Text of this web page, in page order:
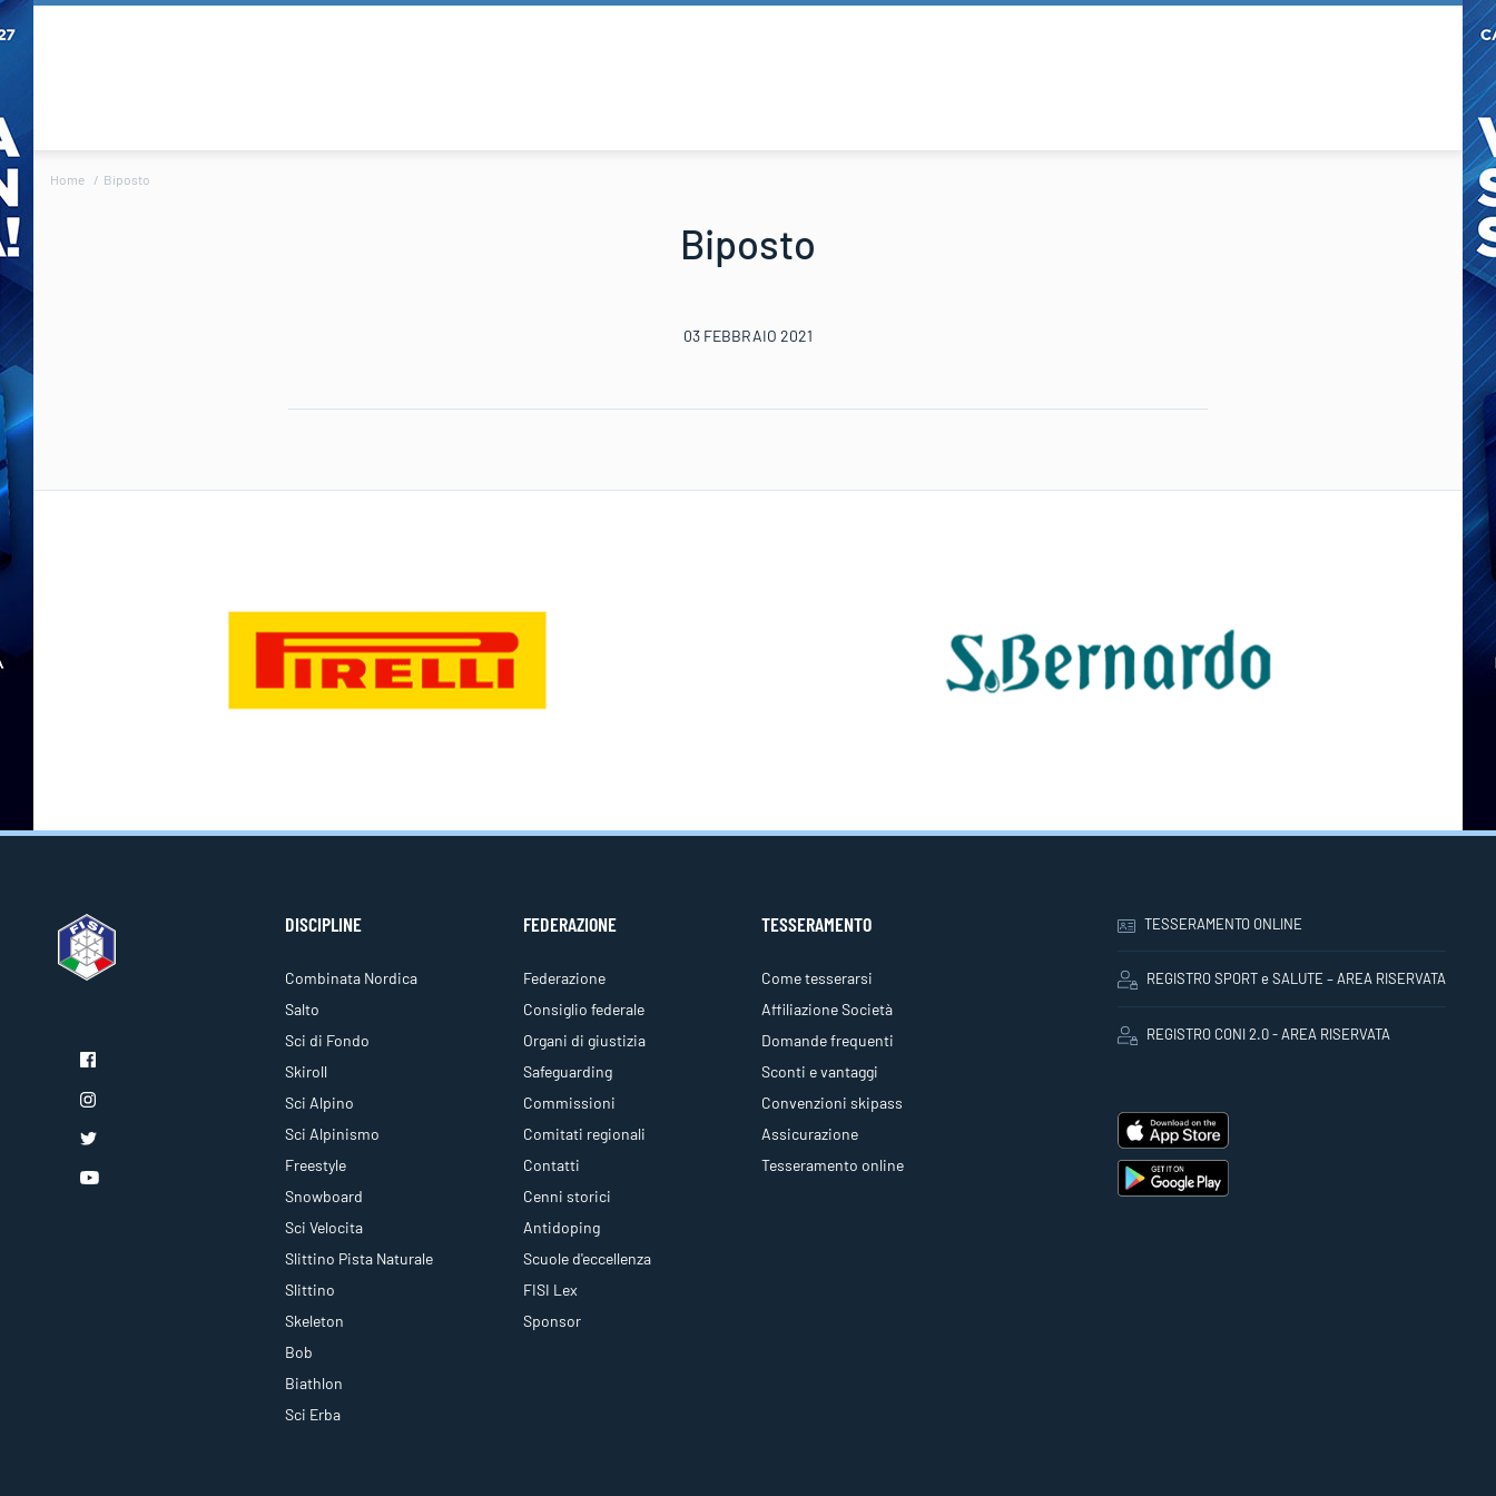
Home Biposto
Biposto
03 FEBBRAIO 2021
DISCIPLINE
Combinata Nordica
Salto
Sci di Fondo
Skiroll
Sci Alpino
Sci Alpinismo
Freestyle
Snowboard
Sci Velocita
Slittino Pista Naturale
Slittino
Skeleton
Bob
Biathlon
Sci Erba
FEDERAZIONE
Federazione
Consiglio federale
Organi di giustizia
Safeguarding
Commissioni
Comitati regionali
Contatti
Cenni storici
Antidoping
Scuole d'eccellenza
FISI Lex
Sponsor
TESSERAMENTO
Come tesserarsi
Affiliazione Società
Domande frequenti
Sconti e vantaggi
Convenzioni skipass
Assicurazione
Tesseramento online
TESSERAMENTO ONLINE
REGISTRO SPORT e SALUTE – AREA RISERVATA
REGISTRO CONI 2.0 - AREA RISERVATA